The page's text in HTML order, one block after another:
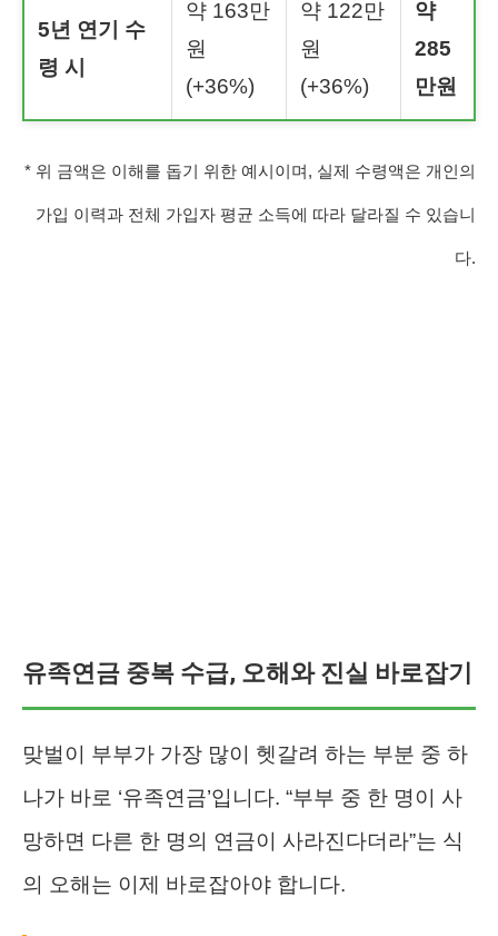
5년 연기 수
령 시
약 163만
원
(+36%)
약 122만
원
(+36%)
약
285
만원
* 위 금액은 이해를 돕기 위한 예시이며, 실제 수령액은 개인의
가입 이력과 전체 가입자 평균 소득에 따라 달라질 수 있습니
다.
유족연금 중복 수급, 오해와 진실 바로잡기
맞벌이 부부가 가장 많이 헷갈려 하는 부분 중 하
나가 바로 ‘유족연금’입니다. “부부 중 한 명이 사
망하면 다른 한 명의 연금이 사라진다더라”는 식
의 오해는 이제 바로잡아야 합니다.